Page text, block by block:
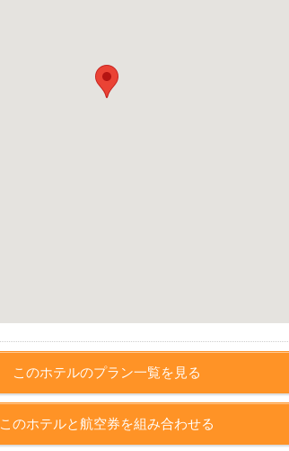
このホテルのプラン一覧を見る
このホテルと航空券を組み合わせる